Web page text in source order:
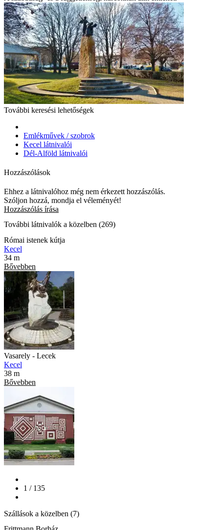
További keresési lehetőségek
Emlékművek / szobrok
Kecel látnivalói
Dél-Alföld látnivalói
Hozzászólások
Ehhez a látnivalóhoz még nem érkezett hozzászólás.
Szóljon hozzá, mondja el véleményét!
Hozzászólás írása
További látnivalók a közelben (269)
Római istenek kútja
Kecel
34 m
Bővebben
Vasarely - Lecek
Kecel
38 m
Bővebben
1 / 135
Szállások a közelben (7)